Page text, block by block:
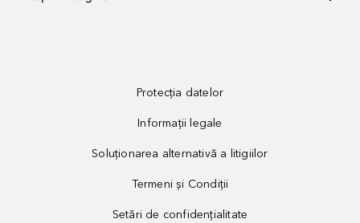
Protecția datelor
Informații legale
Soluționarea alternativă a litigiilor
Termeni și Condiții
Setări de confidențialitate